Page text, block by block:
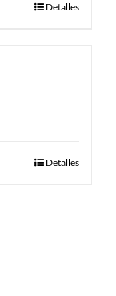
Detalles
Detalles